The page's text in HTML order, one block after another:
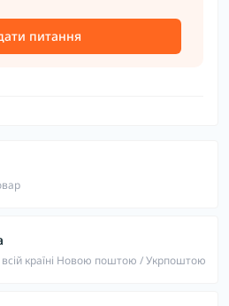
питання
країні Новою поштою / Укрпоштою